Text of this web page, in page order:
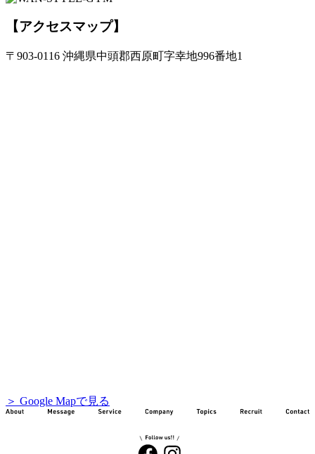
【アクセスマップ】
〒903-0116 沖縄県中頭郡西原町字幸地996番地1
＞ Google Mapで見る